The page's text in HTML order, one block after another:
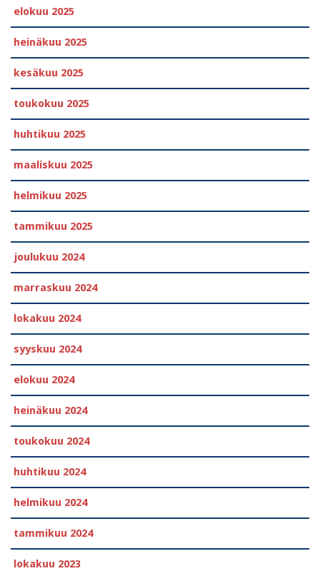
elokuu 2025
heinäkuu 2025
kesäkuu 2025
toukokuu 2025
huhtikuu 2025
maaliskuu 2025
helmikuu 2025
tammikuu 2025
joulukuu 2024
marraskuu 2024
lokakuu 2024
syyskuu 2024
elokuu 2024
heinäkuu 2024
toukokuu 2024
huhtikuu 2024
helmikuu 2024
tammikuu 2024
lokakuu 2023